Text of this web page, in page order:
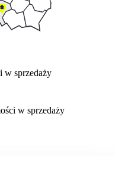
w sprzedaży
w sprzedaży